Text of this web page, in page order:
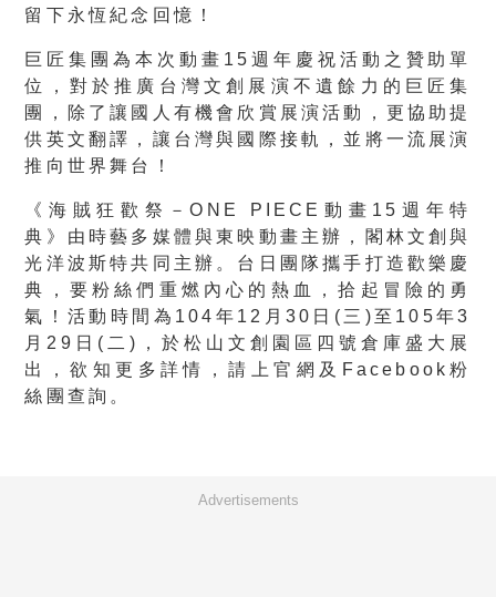
留下永恆紀念回憶！
巨匠集團為本次動畫15週年慶祝活動之贊助單
位，對於推廣台灣文創展演不遺餘力的巨匠集
團，除了讓國人有機會欣賞展演活動，更協助提
供英文翻譯，讓台灣與國際接軌，並將一流展演
推向世界舞台！
《海賊狂歡祭－ONE PIECE動畫15週年特
典》由時藝多媒體與東映動畫主辦，閣林文創與
光洋波斯特共同主辦。台日團隊攜手打造歡樂慶
典，要粉絲們重燃內心的熱血，拾起冒險的勇
氣！活動時間為104年12月30日(三)至105年3
月29日(二)，於松山文創園區四號倉庫盛大展
出，欲知更多詳情，請上官網及Facebook粉
絲團查詢。
Advertisements